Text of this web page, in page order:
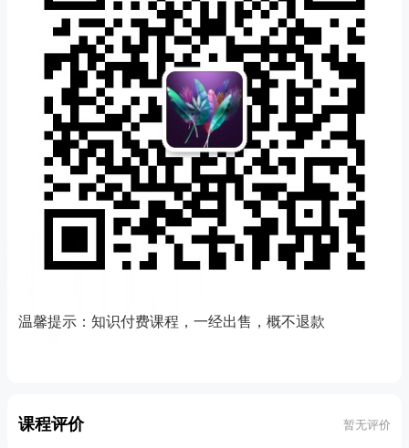
温馨提示：知识付费课程，一经出售，概不退款
课程评价 暂无评价